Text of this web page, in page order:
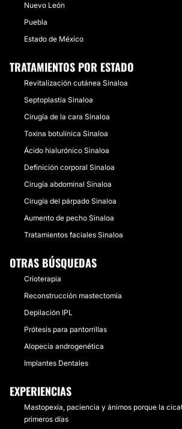
Nuevo León
Puebla
Estado de México
TRATAMIENTOS POR ESTADO
Revitalización cutánea Sinaloa
Septoplastia Sinaloa
Cirugía de la cara Sinaloa
Toxina botulínica Sinaloa
Ácido hialurónico Sinaloa
Definición corporal Sinaloa
Cirugía abdominal Sinaloa
Cirugía del párpado Sinaloa
Aumento de pecho Sinaloa
Tratamientos faciales Sinaloa
OTRAS BÚSQUEDAS
Crioterapia
Reconstrucción mastectomia
Depilación IPL
Prótesis para pantorrillas
Alopecia androgenética
Implantes Dentales
EXPERIENCIAS
Mastopexia, paciencia y ánimos porque la
primeros días